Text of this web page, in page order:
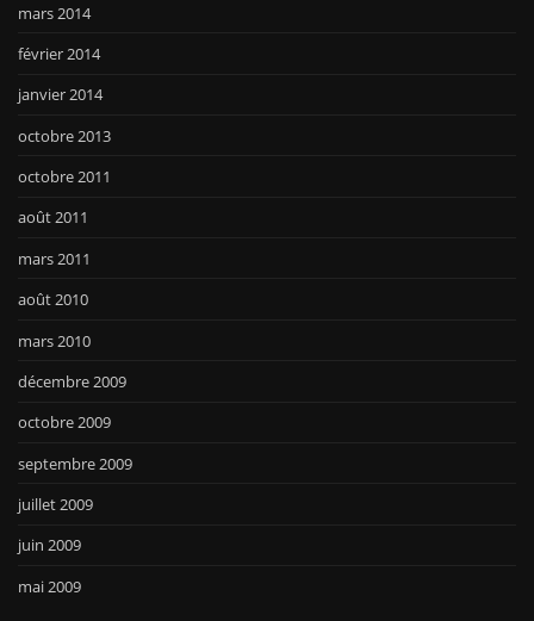
mars 2014
février 2014
janvier 2014
octobre 2013
octobre 2011
août 2011
mars 2011
août 2010
mars 2010
décembre 2009
octobre 2009
septembre 2009
juillet 2009
juin 2009
mai 2009